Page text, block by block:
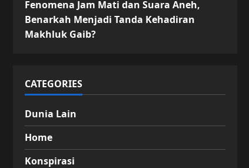
Fenomena Jam Mati dan Suara Aneh,
Benarkah Menjadi Tanda Kehadiran
Makhluk Gaib?
CATEGORIES
Dunia Lain
Home
Konspirasi